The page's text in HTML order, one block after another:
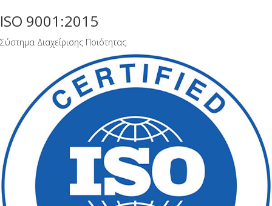
ISO 9001:2015
Σύστημα Διαχείρισης Ποιότητας